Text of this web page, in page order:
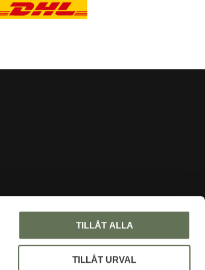
TILLÅT ALLA
TILLÅT URVAL
About us